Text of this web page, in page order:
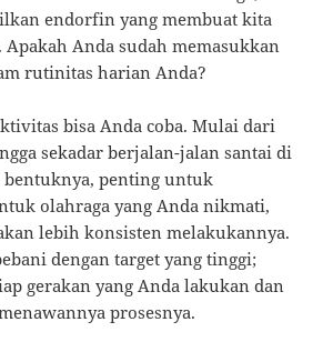
endorfin yang membuat kita
Apakah Anda sudah memasukkan
rutinitas harian Anda?
bisa Anda coba. Mulai dari
sekadar berjalan-jalan santai di
bentuknya, penting untuk
olahraga yang Anda nikmati,
lebih konsisten melakukannya.
dengan target yang tinggi;
gerakan yang Anda lakukan dan
prosesnya.